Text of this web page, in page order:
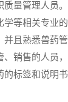
质量管理人员
等相关专业
且熟悉兽药
销售的人员
标签和说明